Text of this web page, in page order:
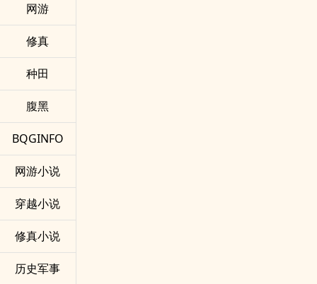
网游
修真
种田
腹黑
BQGINFO
网游小说
穿越小说
修真小说
历史军事